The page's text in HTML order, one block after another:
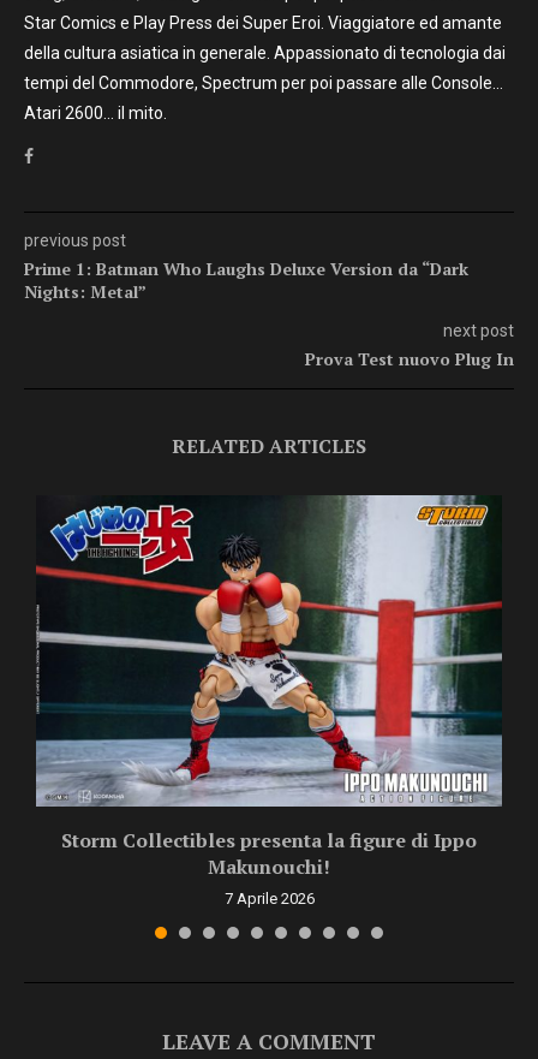
Star Comics e Play Press dei Super Eroi. Viaggiatore ed amante
della cultura asiatica in generale. Appassionato di tecnologia dai
tempi del Commodore, Spectrum per poi passare alle Console…
Atari 2600… il mito.
previous post
Prime 1: Batman Who Laughs Deluxe Version da “Dark
Nights: Metal”
next post
Prova Test nuovo Plug In
RELATED ARTICLES
Storm Collectibles presenta la figure di Ippo
Makunouchi!
7 Aprile 2026
LEAVE A COMMENT